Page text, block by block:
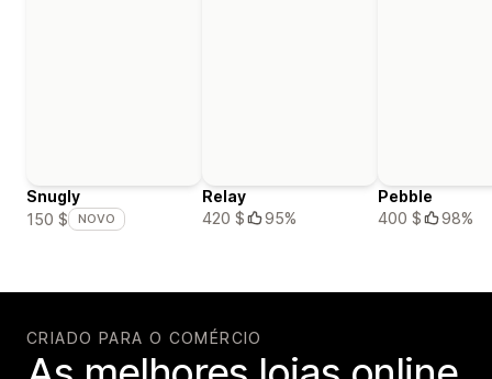
Snugly
150 $
NOVO
Relay
420 $
95%
Pebble
400 $
98%
CRIADO PARA O COMÉRCIO